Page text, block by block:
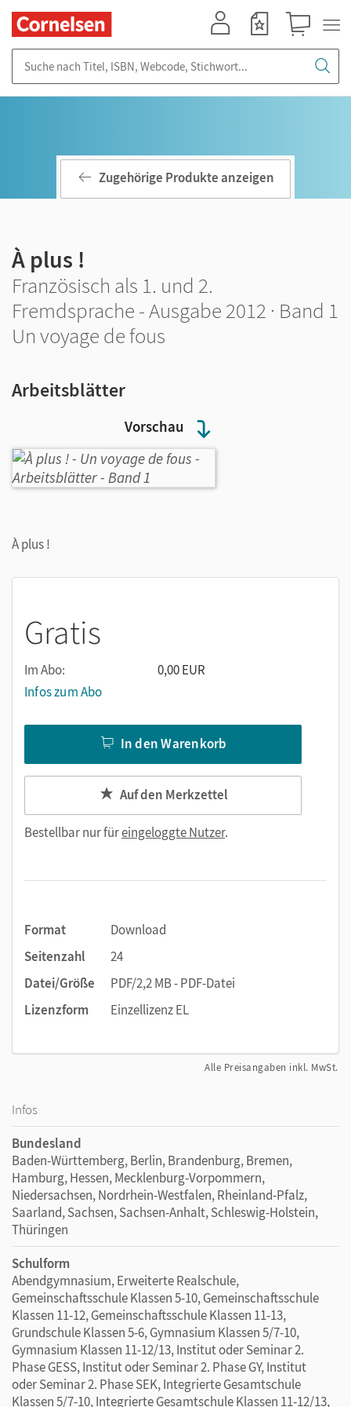
Vorschau
Zugehörige Produkte anzeigen
À plus !
Französisch als 1. und 2.
Fremdsprache - Ausgabe 2012 · Band 1
Un voyage de fous
Arbeitsblätter
À plus !
Gratis
Im Abo:
0,00 EUR
Infos zum Abo
In den Warenkorb
Auf den Merkzettel
Bestellbar nur füreingeloggte Nutzer.
Format
Download
Seitenzahl
24
Datei/Größe
PDF/2,2 MB - PDF-Datei
Lizenzform
Einzellizenz EL
Alle Preisangaben inkl. MwSt.
Infos
Bundesland
Baden-Württemberg, Berlin, Brandenburg, Bremen,
Hamburg, Hessen, Mecklenburg-Vorpommern,
Niedersachsen, Nordrhein-Westfalen, Rheinland-Pfalz,
Saarland, Sachsen, Sachsen-Anhalt, Schleswig-Holstein,
Thüringen
Schulform
Abendgymnasium, Erweiterte Realschule,
Gemeinschaftsschule Klassen 5-10, Gemeinschaftsschule
Klassen 11-12, Gemeinschaftsschule Klassen 11-13,
Grundschule Klassen 5-6, Gymnasium Klassen 5/7-10,
Gymnasium Klassen 11-12/13, Institut oder Seminar 2.
Phase GESS, Institut oder Seminar 2. Phase GY, Institut
oder Seminar 2. Phase SEK, Integrierte Gesamtschule
Klassen 5/7-10, Integrierte Gesamtschule Klassen 11-12/13,